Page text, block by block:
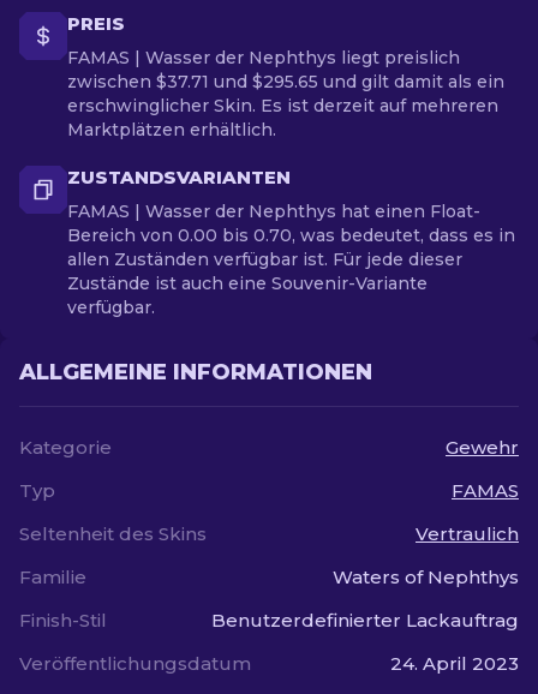
PREIS
FAMAS | Wasser der Nephthys liegt preislich
zwischen $37.71 und $295.65 und gilt damit als ein
erschwinglicher Skin. Es ist derzeit auf mehreren
Marktplätzen erhältlich.
ZUSTANDSVARIANTEN
FAMAS | Wasser der Nephthys hat einen Float-
Bereich von 0.00 bis 0.70, was bedeutet, dass es in
allen Zuständen verfügbar ist. Für jede dieser
Zustände ist auch eine Souvenir-Variante
verfügbar.
ALLGEMEINE INFORMATIONEN
Kategorie
Gewehr
Typ
FAMAS
Seltenheit des Skins
Vertraulich
Familie
Waters of Nephthys
Finish-Stil
Benutzerdefinierter Lackauftrag
Veröffentlichungsdatum
24. April 2023